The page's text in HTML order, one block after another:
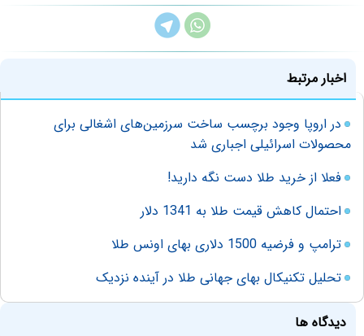
اخبار مرتبط
در اروپا وجود برچسب ساخت سرزمین‌های اشغالی برای
محصولات اسرائیلی اجباری شد
فعلا از خرید طلا دست نگه دارید!
احتمال کاهش قیمت طلا به 1341 دلار
ترامپ و فرضیه 1500 دلاری بهای اونس طلا
تحلیل تکنیکال بهای جهانی طلا در آینده نزدیک
دیدگاه ها